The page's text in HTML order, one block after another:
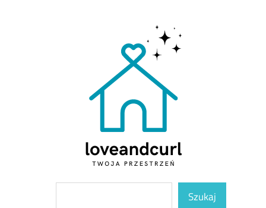
Loveandcurl Szukaj